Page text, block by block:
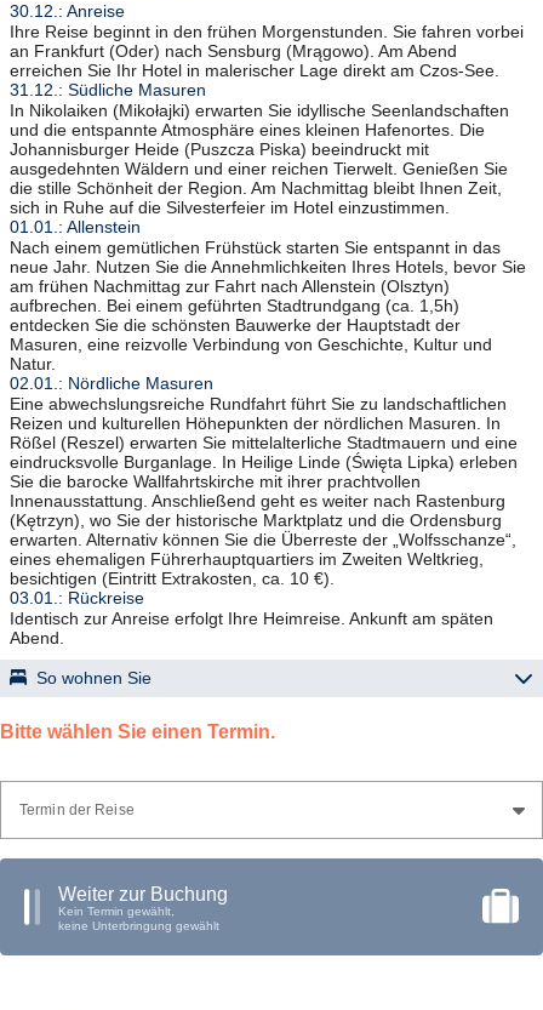
30.12.: Anreise
Ihre Reise beginnt in den frühen Morgenstunden. Sie fahren vorbei
an Frankfurt (Oder) nach Sensburg (Mrągowo). Am Abend
erreichen Sie Ihr Hotel in malerischer Lage direkt am Czos-See.
31.12.: Südliche Masuren
In Nikolaiken (Mikołajki) erwarten Sie idyllische Seenlandschaften
und die entspannte Atmosphäre eines kleinen Hafenortes. Die
Johannisburger Heide (Puszcza Piska) beeindruckt mit
ausgedehnten Wäldern und einer reichen Tierwelt. Genießen Sie
die stille Schönheit der Region. Am Nachmittag bleibt Ihnen Zeit,
sich in Ruhe auf die Silvesterfeier im Hotel einzustimmen.
01.01.: Allenstein
Nach einem gemütlichen Frühstück starten Sie entspannt in das
neue Jahr. Nutzen Sie die Annehmlichkeiten Ihres Hotels, bevor Sie
am frühen Nachmittag zur Fahrt nach Allenstein (Olsztyn)
aufbrechen. Bei einem geführten Stadtrundgang (ca. 1,5h)
entdecken Sie die schönsten Bauwerke der Hauptstadt der
Masuren, eine reizvolle Verbindung von Geschichte, Kultur und
Natur.
02.01.: Nördliche Masuren
Eine abwechslungsreiche Rundfahrt führt Sie zu landschaftlichen
Reizen und kulturellen Höhepunkten der nördlichen Masuren. In
Rößel (Reszel) erwarten Sie mittelalterliche Stadtmauern und eine
eindrucksvolle Burganlage. In Heilige Linde (Święta Lipka) erleben
Sie die barocke Wallfahrtskirche mit ihrer prachtvollen
Innenausstattung. Anschließend geht es weiter nach Rastenburg
(Kętrzyn), wo Sie der historische Marktplatz und die Ordensburg
erwarten. Alternativ können Sie die Überreste der „Wolfsschanze“,
eines ehemaligen Führerhauptquartiers im Zweiten Weltkrieg,
besichtigen (Eintritt Extrakosten, ca. 10 €).
03.01.: Rückreise
Identisch zur Anreise erfolgt Ihre Heimreise. Ankunft am späten
Abend.
So wohnen Sie
familiengeführtes Hotel mit direktem Zugang zum Czos-See; zwei
Sauna und Fitnessraum sowie kostenfreies WLAN; Zimmer mit
DU/WC, Telefon, Flachbild-TV, Föhn.
Bitte wählen Sie einen Termin.
Termin der Reise
Weiter zur Buchung
Kein Termin gewählt,
keine Unterbringung gewählt